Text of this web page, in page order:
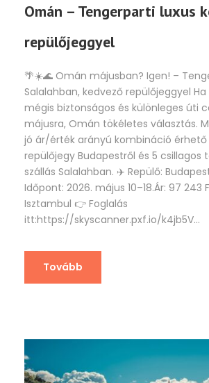
Omán – Tengerparti luxus
repülőjeggyel
🌴☀️🌊 Omán májusban? Igen! –
Salalahban, kedvező repülőjeggyel Ha
mégis biztonságos és különleges úti
májusra, Omán tökéletes választás.
jó ár/érték arányú kombináció érhető
repülőjegy Budapestről és 5 csillagos
szállás Salalahban. ✈️ Repülő:
Időpont: 2026. május 10–18.Ár: 97 243
Isztambul 👉 Foglalás
itt:https://skyscanner.pxf.io/k4jb5V...
Tovább